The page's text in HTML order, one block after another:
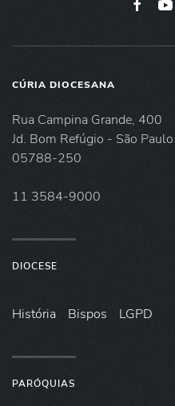
CÚRIA DIOCESANA
Rua Campina Grande, 400
Jd. Bom Refúgio - São Paulo
05788-250
11 3584-9000
DIOCESE
História Bispos LGPD
PARÓQUIAS